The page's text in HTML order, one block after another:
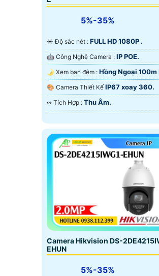
5%-35%
☀️ Độ sắc nét : FULL HD 1080P .
🤖️ Công Nghệ Camera : IP POE.
🌛 Xem ban đêm : Hồng Ngoại 100m
Ngoại Smart IR.
🎨 Camera Thiết Kế IP67 xoay 360.
️↭ Tích Hợp : Thu Âm.
Camera Hikvision DS-
EHUN
5%-35%